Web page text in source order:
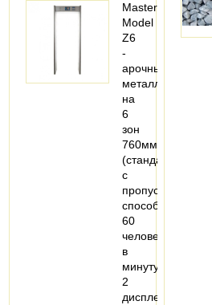
MasterDetect
Model
Z6
-
арочный
металлодетектор
на
6
зон
760мм
(стандарт)
с
пропускной
способностью
60
человек
в
минуту
2
дисплея